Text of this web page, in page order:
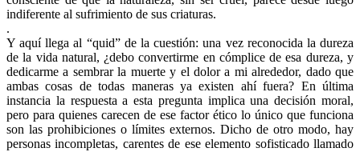
indiferente al sufrimiento de sus criaturas.
.
Y aquí llega al “quid” de la cuestión: una vez reconocida la dureza
de la vida natural, ¿debo convertirme en cómplice de esa dureza, y
dedicarme a sembrar la muerte y el dolor a mi alrededor, dado que
ambas cosas de todas maneras ya existen ahí fuera? En última
instancia la respuesta a esta pregunta implica una decisión moral,
pero para quienes carecen de ese factor ético lo único que funciona
son las prohibiciones o límites externos. Dicho de otro modo, hay
personas incompletas, carentes de ese elemento sofisticado llamado